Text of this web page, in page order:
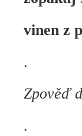
vinen z
.
Zpověď
.